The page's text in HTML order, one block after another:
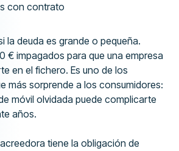
con contrato
la deuda es grande o pequeña.
€ impagados para que una empresa
en el fichero. Es uno de los
más sorprende a los consumidores:
móvil olvidada puede complicarte
años.
tiene la obligación de